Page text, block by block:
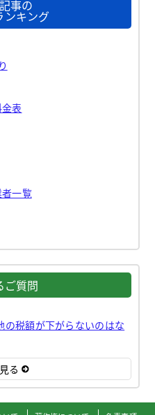
事の
ンキング
表
一覧
ご質問
の税額が下がらないのはな
る